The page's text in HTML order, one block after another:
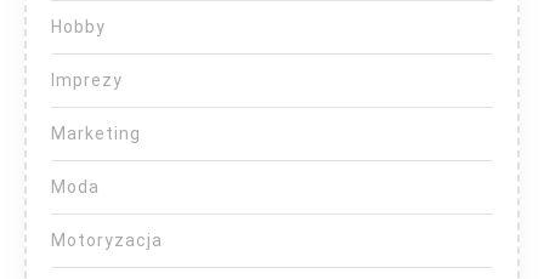
Hobby
Imprezy
Marketing
Moda
Motoryzacja